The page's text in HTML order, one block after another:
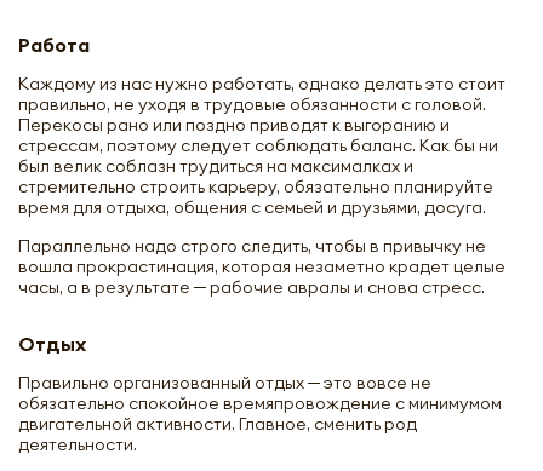
Работа
Каждому из нас нужно работать, однако делать это стоит
правильно, не уходя в трудовые обязанности с головой.
Перекосы рано или поздно приводят к выгоранию и
стрессам, поэтому следует соблюдать баланс. Как бы ни
был велик соблазн трудиться на максималках и
стремительно строить карьеру, обязательно планируйте
время для отдыха, общения с семьей и друзьями, досуга.
Параллельно надо строго следить, чтобы в привычку не
вошла прокрастинация, которая незаметно крадет целые
часы, а в результате ─ рабочие авралы и снова стресс.
Отдых
Правильно организованный отдых ─ это вовсе не
обязательно спокойное времяпровождение с минимумом
двигательной активности. Главное, сменить род
деятельности.